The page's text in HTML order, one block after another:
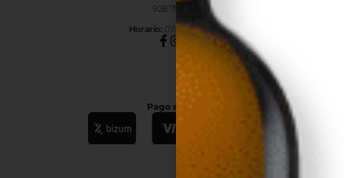
928 754 363
Horario: 07:00h a 15:00h
Pago seguro